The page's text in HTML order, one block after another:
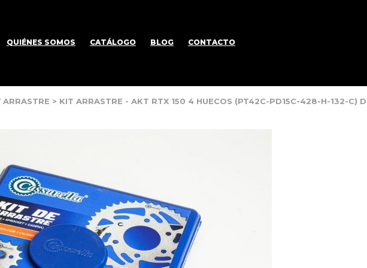
QUIÉNES SOMOS CATÁLOGO BLOG CONTACTO
ARRASTRE > KIT ARRASTRE - AKT RTX 150 4 HUECOS (PT42C-PD15C-428-H-132-C)